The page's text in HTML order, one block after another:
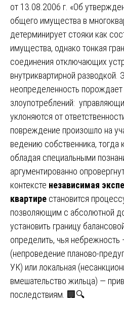
от 13.08.2006 г. «Об
общего имущества в
детерминирует стояки как
имущества, однако тонкая
соединения отключающих
внутриквартирной разводкой.
неопределенность
злоупотреблений:
уклоняются от
повреждение произошло на
ведению собственника, тогда
обладая специальными
аргументированно
контексте независимая
квартире становится
позволяющим с абсолютной
установить границу
определить, чья небрежность
(непроведение планово-
УК) или локальная
вмешательство жильца) —
последствиям. 🏢🔍